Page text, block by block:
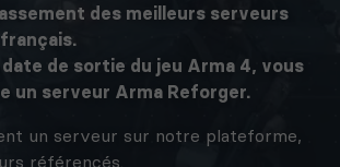
des meilleurs serveurs
français.
de sortie du jeu Arma 4, vous
un serveur Arma Reforger.
un serveur sur notre plateforme,
référencés.